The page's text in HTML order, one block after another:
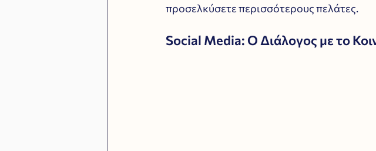
προσελκύσετε περισσότερους πελάτες.
Social Media: Ο Διάλογος με το